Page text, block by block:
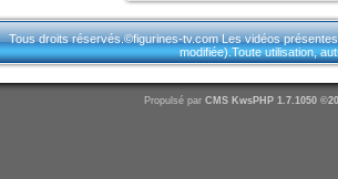
Tous droits réservés.©figurines-tv.com Les vidéos
modifiée).Toute utilisation,
Propulsé par CMS KwsPHP 1.7.1050